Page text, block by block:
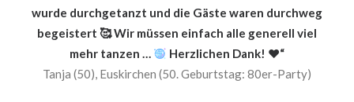
wurde durchgetanzt und die Gäste waren durchweg
begeistert 🥰 Wir müssen einfach alle generell viel
mehr tanzen …
Herzlichen Dank! ❤️“
Tanja (50), Euskirchen (50. Geburtstag: 80er-Party)